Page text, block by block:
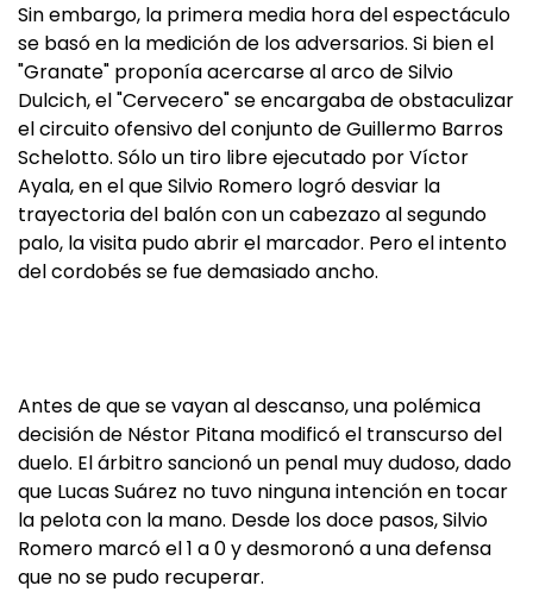
Sin embargo, la primera media hora del espectáculo
se basó en la medición de los adversarios. Si bien el
"Granate" proponía acercarse al arco de Silvio
Dulcich, el "Cervecero" se encargaba de obstaculizar
el circuito ofensivo del conjunto de Guillermo Barros
Schelotto. Sólo un tiro libre ejecutado por Víctor
Ayala, en el que Silvio Romero logró desviar la
trayectoria del balón con un cabezazo al segundo
palo, la visita pudo abrir el marcador. Pero el intento
del cordobés se fue demasiado ancho.
Antes de que se vayan al descanso, una polémica
decisión de Néstor Pitana modificó el transcurso del
duelo. El árbitro sancionó un penal muy dudoso, dado
que Lucas Suárez no tuvo ninguna intención en tocar
la pelota con la mano. Desde los doce pasos, Silvio
Romero marcó el 1 a 0 y desmoronó a una defensa
que no se pudo recuperar.